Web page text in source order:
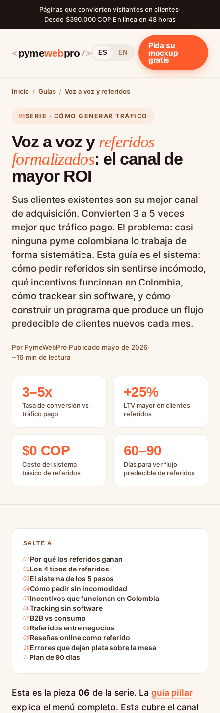
Páginas que convierten visitantes en clientes·
Desde $390.000 COP·En línea en 48 horas
<pymewebpro/> ES EN
Pida su
mockup
gratis
Inicio / Guías / Voz a voz y referidos
06SERIE · CÓMO GENERAR TRÁFICO
Voz a voz y referidos
formalizados: el canal de
mayor ROI
Sus clientes existentes son su mejor canal
de adquisición. Convierten 3 a 5 veces
mejor que tráfico pago. El problema: casi
ninguna pyme colombiana lo trabaja de
forma sistemática. Esta guía es el sistema:
cómo pedir referidos sin sentirse incómodo,
qué incentivos funcionan en Colombia,
cómo trackear sin software, y cómo
construir un programa que produce un flujo
predecible de clientes nuevos cada mes.
Por PymeWebPro·Publicado mayo de 2026·
~16 min de lectura
3–5x
Tasa de conversión vs
tráfico pago
+25%
LTV mayor en clientes
referidos
$0 COP
Costo del sistema
básico de referidos
60–90
Días para ver flujo
predecible de referidos
SALTE A
Por qué los referidos ganan
Los 4 tipos de referidos
El sistema de los 5 pasos
Cómo pedir sin incomodidad
Incentivos que funcionan en Colombia
Tracking sin software
B2B vs consumo
Referidos entre negocios
Reseñas online como referido
Errores que dejan plata sobre la mesa
Plan de 90 días
Esta es la pieza 06 de la serie. La guía pillar
explica el menú completo. Esta cubre el canal